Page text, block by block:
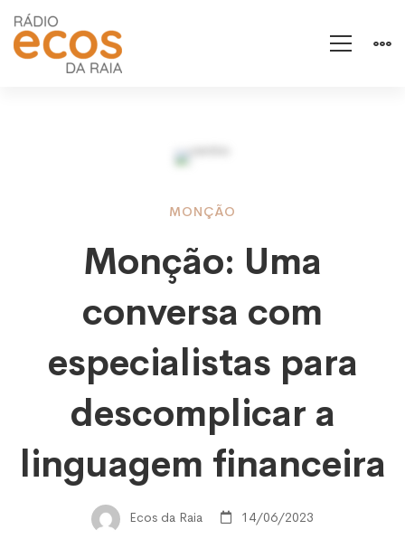
Monção:
Uma
conversa
com
especialistas
MONÇÃO
Monção: Uma
conversa com
especialistas para
descomplicar a
linguagem financeira
Ecos da Raia 14/06/2023